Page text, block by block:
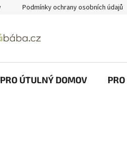
Podmínky ochrany osobních údajů
PRO ÚTULNÝ DOMOV